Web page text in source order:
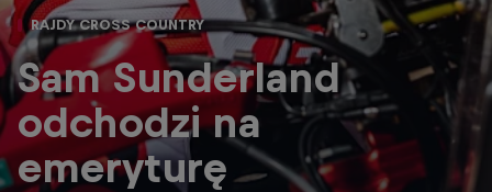
RAJDY CROSS COUNTRY
Sam Sunderland
odchodzi na
emeryturę